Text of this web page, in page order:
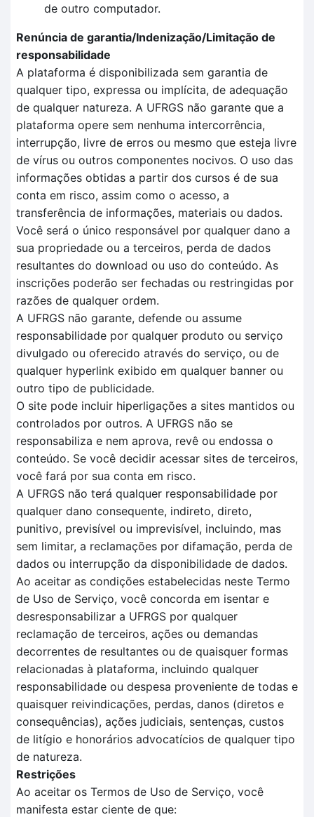
de outro computador.
Renúncia de garantia/Indenização/Limitação de
responsabilidade
A plataforma é disponibilizada sem garantia de
qualquer tipo, expressa ou implícita, de adequação
de qualquer natureza. A UFRGS não garante que a
plataforma opere sem nenhuma intercorrência,
interrupção, livre de erros ou mesmo que esteja livre
de vírus ou outros componentes nocivos. O uso das
informações obtidas a partir dos cursos é de sua
conta em risco, assim como o acesso, a
transferência de informações, materiais ou dados.
Você será o único responsável por qualquer dano a
sua propriedade ou a terceiros, perda de dados
resultantes do download ou uso do conteúdo. As
inscrições poderão ser fechadas ou restringidas por
razões de qualquer ordem.
A UFRGS não garante, defende ou assume
responsabilidade por qualquer produto ou serviço
divulgado ou oferecido através do serviço, ou de
qualquer hyperlink exibido em qualquer banner ou
outro tipo de publicidade.
O site pode incluir hiperligações a sites mantidos ou
controlados por outros. A UFRGS não se
responsabiliza e nem aprova, revê ou endossa o
conteúdo. Se você decidir acessar sites de terceiros,
você fará por sua conta em risco.
A UFRGS não terá qualquer responsabilidade por
qualquer dano consequente, indireto, direto,
punitivo, previsível ou imprevisível, incluindo, mas
sem limitar, a reclamações por difamação, perda de
dados ou interrupção da disponibilidade de dados.
Ao aceitar as condições estabelecidas neste Termo
de Uso de Serviço, você concorda em isentar e
desresponsabilizar a UFRGS por qualquer
reclamação de terceiros, ações ou demandas
decorrentes de resultantes ou de quaisquer formas
relacionadas à plataforma, incluindo qualquer
responsabilidade ou despesa proveniente de todas e
quaisquer reivindicações, perdas, danos (diretos e
consequências), ações judiciais, sentenças, custos
de litígio e honorários advocatícios de qualquer tipo
de natureza.
Restrições
Ao aceitar os Termos de Uso de Serviço, você
manifesta estar ciente de que: